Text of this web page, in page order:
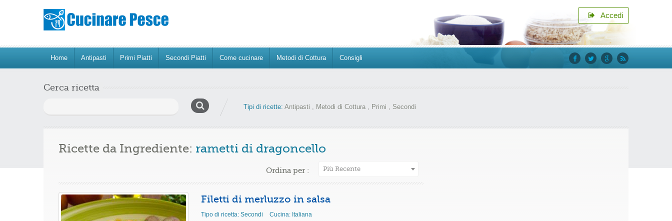
Accedi
Home Antipasti Primi Piatti Secondi Piatti Come cucinare Metodi di Cottura
Consigli
facebook
twittergoogle+
rss
Cerca ricetta
Tipi di ricette: Antipasti , Metodi di Cottura , Primi , Secondi
Ricette da Ingrediente: rametti di dragoncello
Ordina per : Più Recente
Filetti di merluzzo in salsa
Tipo di ricetta: Secondi Cucina: Italiana